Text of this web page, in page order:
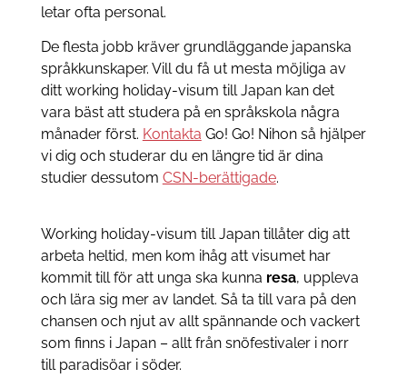
letar ofta personal.
De flesta jobb kräver grundläggande japanska
språkkunskaper. Vill du få ut mesta möjliga av
ditt working holiday-visum till Japan kan det
vara bäst att studera på en språkskola några
månader först. Kontakta Go! Go! Nihon så hjälper
vi dig och studerar du en längre tid är dina
studier dessutom CSN-berättigade.
Working holiday-visum till Japan tillåter dig att
arbeta heltid, men kom ihåg att visumet har
kommit till för att unga ska kunna resa, uppleva
och lära sig mer av landet. Så ta till vara på den
chansen och njut av allt spännande och vackert
som finns i Japan – allt från snöfestivaler i norr
till paradisöar i söder.